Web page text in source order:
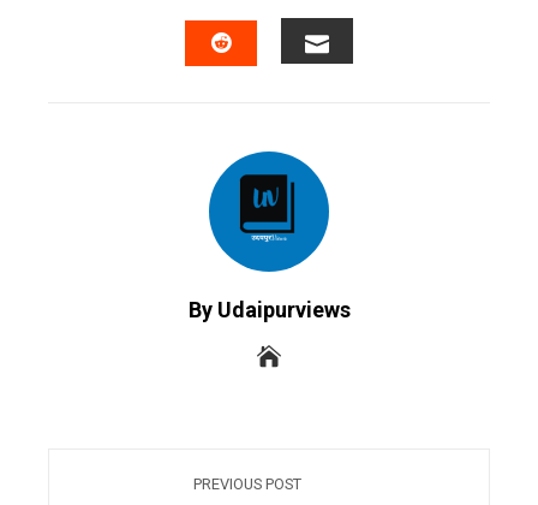
FACEBOOKTWITTERLINKEDIN
By Udaipurviews
PREVIOUS POST